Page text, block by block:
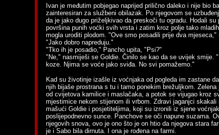
Ivan je međutim pobjegao naprijed prilično daleko i nije bio
zainteresiran za službeni obilazak. Po njegovom se
da je jako dugo priželjkivao da preskoči tu ogradu. Hodali su
površina punih voćki svih vrsta i zatim kroz polje tako
mogla uroditi plodom. "Ove smo posadili prije dva mjeseca,"
"Jako dobro napreduju."
"Tko ih je posadio," Pancho upita, "Psi?"
"Ne," nasmiješi se Goldie. Činilo se kao da se uvijek smije.
koze. Njima se voće jako sviđa. No svi pomažemo."
Kad su životinje izašle iz voćnjaka od pogleda im zastane
njih bijaše prostrana s tu i tamo ponekim brežuljkom. Zelena
od cvijetova kamilice i maslačaka, a potok se vijugao kroz
mjestimice nekom stijenom ili vrbom. Zdravi jaganjci skakali
mašući Goldie i posjetiteljima, koji su izronili iz sjene
poslijepodnevno sunce. Panchove se oči napune suzama.
njegovih snova, ovo je ono što je on htio da njegova stara
je i Sabo bila dirnuta. I ona je rođena na farmi.